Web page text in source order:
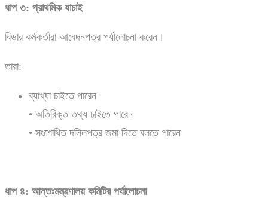
ধাপ ৩: প্রাথমিক যাচাই
বিডার কর্মকর্তারা আবেদনপত্র পর্যালোচনা করেন।
তারা:
ব্যাখ্যা চাইতে পারেন
• অতিরিক্ত তথ্য চাইতে পারেন
• সংশোধিত দলিলপত্র জমা দিতে বলতে পারেন
ধাপ ৪: আন্তঃমন্ত্রণালয় কমিটির পর্যালোচনা